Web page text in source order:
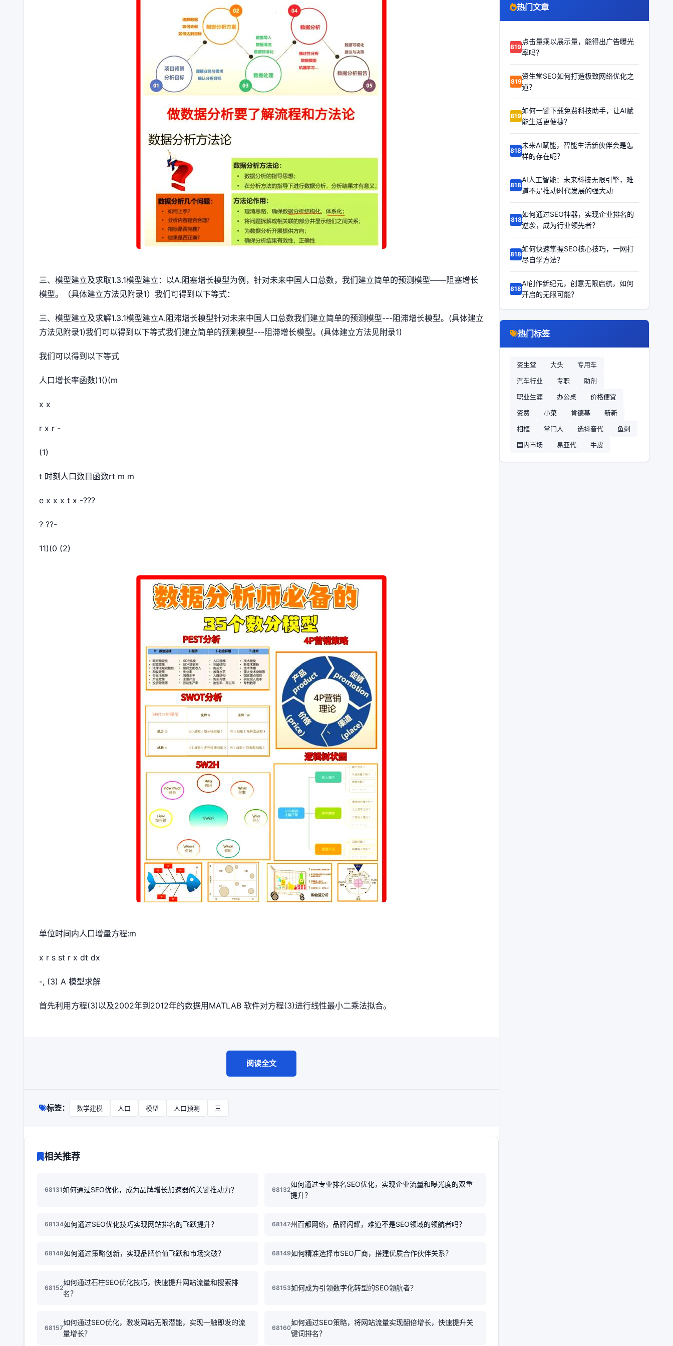
三、模型建立及求取1.3.1模型建立：以A.阻塞增长模型为例，针对未来中国人口总数，我们建立简单的预测模型——阻塞增长
模型。（具体建立方法见附录1）我们可得到以下等式：
三、模型建立及求解1.3.1模型建立A.阻滞增长模型针对未来中国人口总数我们建立简单的预测模型---阻滞增长模型。(具体建立
方法见附录1)我们可以得到以下等式我们建立简单的预测模型---阻滞增长模型。(具体建立方法见附录1)
我们可以得到以下等式
人口增长率函数)1()(m
x x
r x r -
(1)
t 时刻人口数目函数rt m m
e x x x t x -???
? ??-
11)(0 (2)
单位时间内人口增量方程:m
x r s st r x dt dx
-, (3) A 模型求解
首先利用方程(3)以及2002年到2012年的数据用MATLAB 软件对方程(3)进行线性最小二乘法拟合。
阅读全文
标签： 数学建模 人口 模型 人口预测 三
相关推荐
68131如何通过SEO优化，成为品牌增长加速器的关键推动力？ 68132
如何通过专业排名SEO优化，实现企业流量和曝光度的双重
提升？
68134如何通过SEO优化技巧实现网站排名的飞跃提升？ 68147州百都网络，品牌闪耀，难道不是SEO领域的领航者吗？
68148如何通过策略创新，实现品牌价值飞跃和市场突破？ 68149如何精准选择市SEO厂商，搭建优质合作伙伴关系？
68152
如何通过石柱SEO优化技巧，快速提升网站流量和搜索排
名？
68153如何成为引领数字化转型的SEO领航者？
68157
如何通过SEO优化，激发网站无限潜能，实现一触即发的流
量增长？
68160
如何通过SEO策略，将网站流量实现翻倍增长，快速提升关
键词排名？
热门文章
68192
点击量乘以展示量，能得出广告曝光
率吗？
68191
资生堂SEO如何打造极致网络优化之
道？
68190
如何一键下载免费科技助手，让AI赋
能生活更便捷？
68189
未来AI赋能，智能生活新伙伴会是怎
样的存在呢？
68188
AI人工智能：未来科技无限引擎，难
道不是推动时代发展的强大动
68187
如何通过SEO神器，实现企业排名的
逆袭，成为行业领先者？
68186
如何快速掌握SEO核心技巧，一网打
尽自学方法？
68185
AI创作新纪元，创意无限启航，如何
开启的无限可能？
热门标签
资生堂 大头
专用车
汽车行业
专职
助剂
职业生涯
办公桌
价格便宜
资费
小菜 肯德基
新新
相框
掌门人 选抖音代
鱼刺
国内市场
易亚代 牛皮